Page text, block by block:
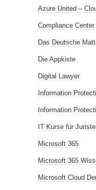
Azure United –
Compliance Center
Das Deutsche
Die Appkiste
Digital Lawyer
Information
Information
IT Kurse für
Microsoft 365
Microsoft 365
Microsoft Cloud